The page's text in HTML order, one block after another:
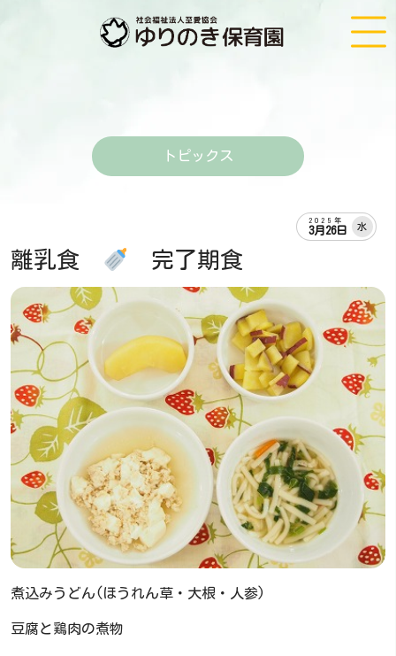
トピックス
2025年
3月26日 水
離乳食 完了期食
煮込みうどん(ほうれん草・大根・人参)
豆腐と鶏肉の煮物